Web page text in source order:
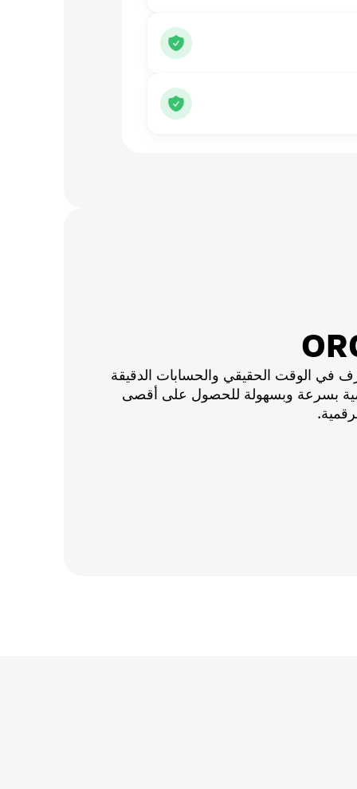
في الوقت الحقيقي والحسابات الدقيقة
بسرعة وبسهولة للحصول على أقصى